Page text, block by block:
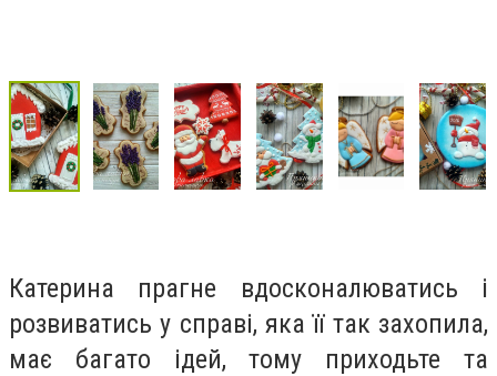
Катерина прагне вдосконалюватись і
розвиватись у справі, яка її так захопила,
має багато ідей, тому приходьте та